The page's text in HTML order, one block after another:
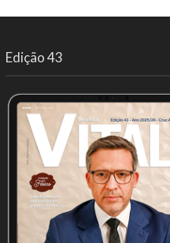
Edição 43